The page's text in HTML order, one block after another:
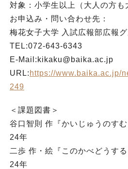
対象：小学生以上（大人の方も
お申込み・問い合わせ先：
梅花女子大学 入試広報部広報
TEL:072-643-6343
E-Mail:kikaku@baika.ac.jp
URL: https://www.baika.ac.jp/
249
＜課題図書＞
谷口智則 作『かいじゅうのす
24年
二歩 作・絵『このかべどうす
24年